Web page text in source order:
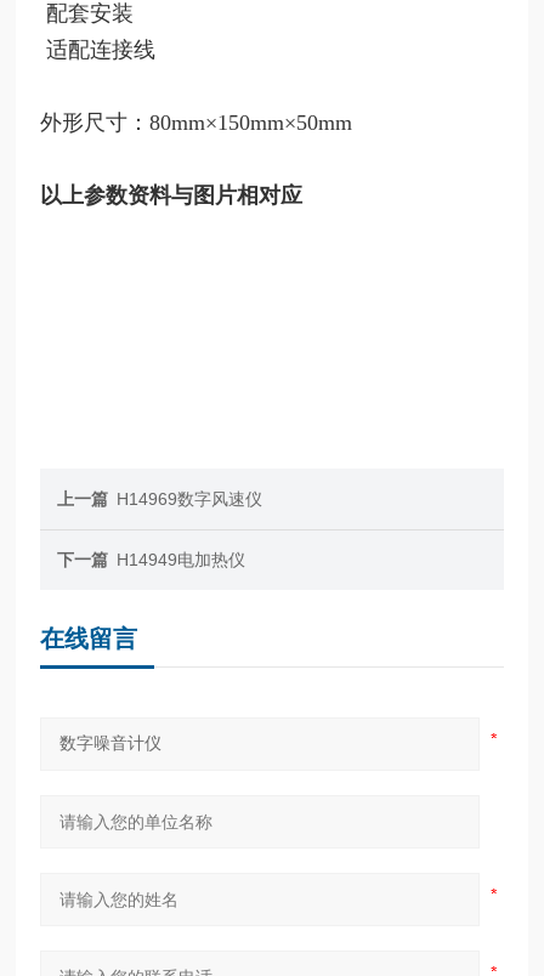
配套安装
适配连接线
外形尺寸：80mm×150mm×50mm
以上参数资料与图片相对应
上一篇 H14969数字风速仪
下一篇 H14949电加热仪
在线留言